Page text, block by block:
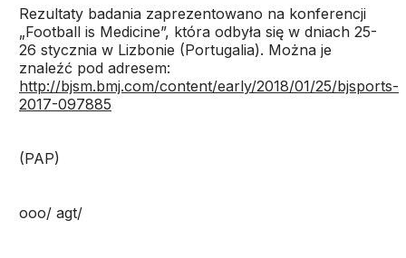
Rezultaty badania zaprezentowano na konferencji
„Football is Medicine”, która odbyła się w dniach 25-
26 stycznia w Lizbonie (Portugalia). Można je
znaleźć pod adresem:
http://bjsm.bmj.com/content/early/2018/01/25/bjsports-
2017-097885
(PAP)
ooo/ agt/